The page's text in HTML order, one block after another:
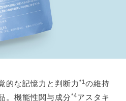
的な記憶力と判断力 *1 の維持
。機能性関与成分*4アスタキ